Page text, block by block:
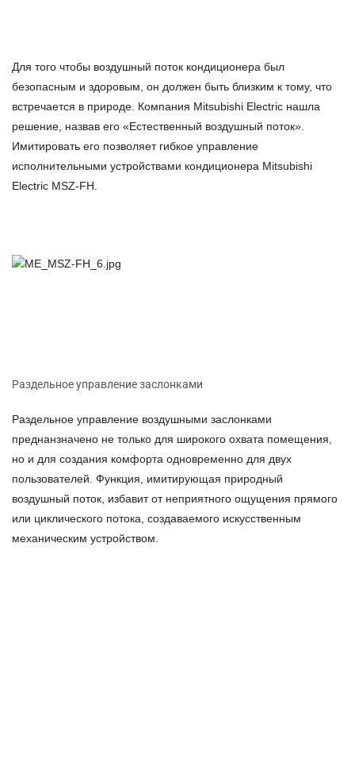
Для того чтобы воздушный поток кондиционера был
безопасным и здоровым, он должен быть близким к тому, что
встречается в природе. Компания Mitsubishi Electric нашла
решение, назвав его «Естественный воздушный поток».
Имитировать его позволяет гибкое управление
исполнительными устройствами кондиционера Mitsubishi
Electric MSZ-FH.
Раздельное управление заслонками
Раздельное управление воздушными заслонками
преднанзначено не только для широкого охвата помещения,
но и для создания комфорта одновременно для двух
пользователей. Функция, имитирующая природный
воздушный поток, избавит от неприятного ощущения прямого
или циклического потока, создаваемого искусственным
механическим устройством.